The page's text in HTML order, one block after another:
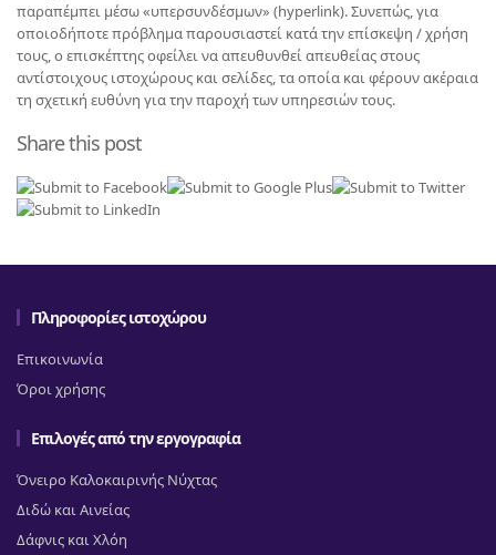
παραπέμπει μέσω «υπερσυνδέσμων» (hyperlink). Συνεπώς, για
οποιοδήποτε πρόβλημα παρουσιαστεί κατά την επίσκεψη / χρήση
τους, ο επισκέπτης οφείλει να απευθυνθεί απευθείας στους
αντίστοιχους ιστοχώρους και σελίδες, τα οποία και φέρουν ακέραια
τη σχετική ευθύνη για την παροχή των υπηρεσιών τους.
Share this post
Πληροφορίες ιστοχώρου
Επικοινωνία
Όροι χρήσης
Επιλογές από την εργογραφία
Όνειρο Καλοκαιρινής Νύχτας
Διδώ και Αινείας
Δάφνις και Χλόη